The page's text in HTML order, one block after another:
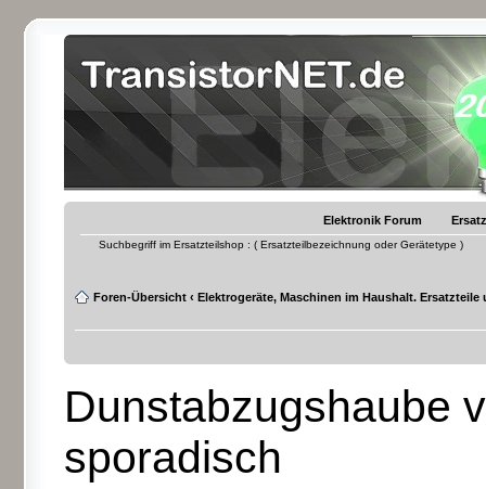
Elektronik Forum
Suchbegriff im Ersatzteilshop : ( Ersatzteilbezeichnung oder Gerätetype )
Foren-Übersicht ‹ Elektrogeräte, Maschinen im Haushalt. Ersatzteile
Dunstabzugshaube
sporadisch